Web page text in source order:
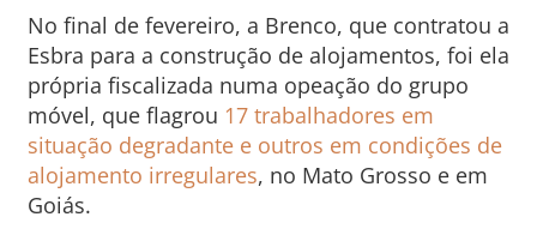
No final de fevereiro, a Brenco, que contratou a
Esbra para a construção de alojamentos, foi ela
própria fiscalizada numa opeação do grupo
móvel, que flagrou 17 trabalhadores em
situação degradante e outros em condições de
alojamento irregulares, no Mato Grosso e em
Goiás.